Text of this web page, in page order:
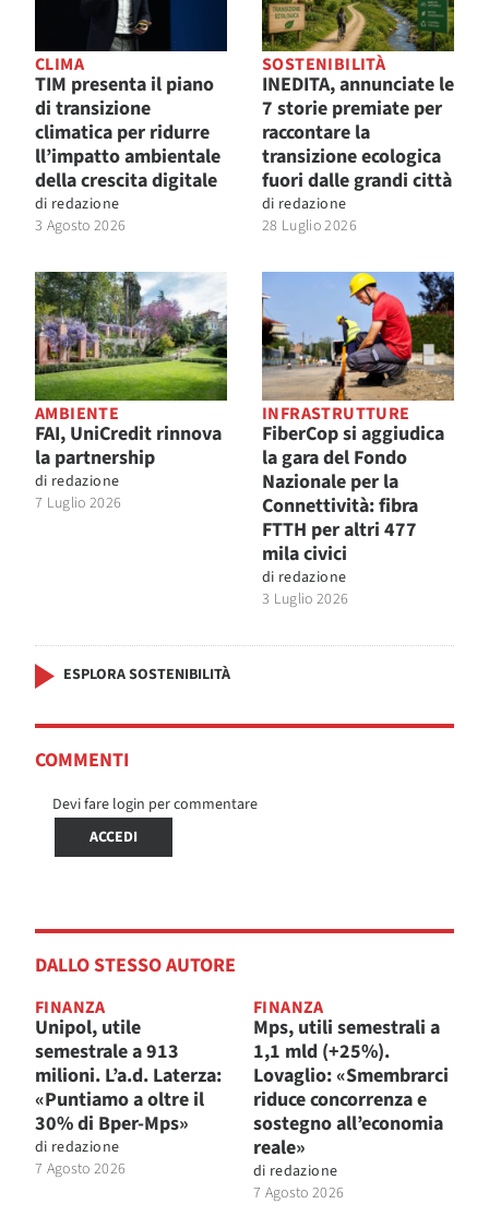
CLIMA
TIM presenta il piano
di transizione
climatica per ridurre
ll’impatto ambientale
della crescita digitale
di redazione
3 Agosto 2026
SOSTENIBILITÀ
INEDITA, annunciate le
7 storie premiate per
raccontare la
transizione ecologica
fuori dalle grandi città
di redazione
28 Luglio 2026
AMBIENTE
FAI, UniCredit rinnova
la partnership
di redazione
7 Luglio 2026
INFRASTRUTTURE
FiberCop si aggiudica
la gara del Fondo
Nazionale per la
Connettività: fibra
FTTH per altri 477
mila civici
di redazione
3 Luglio 2026
ESPLORA SOSTENIBILITÀ
COMMENTI
Devi fare login per commentare
ACCEDI
DALLO STESSO AUTORE
FINANZA
Unipol, utile
semestrale a 913
milioni. L’a.d. Laterza:
«Puntiamo a oltre il
30% di Bper-Mps»
di redazione
7 Agosto 2026
FINANZA
Mps, utili semestrali a
1,1 mld (+25%).
Lovaglio: «Smembrarci
riduce concorrenza e
sostegno all’economia
reale»
di redazione
7 Agosto 2026